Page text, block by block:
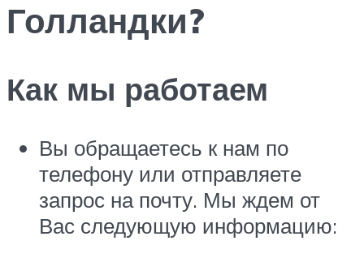
Голландки?
Как мы работаем
Вы обращаетесь к нам по
телефону или отправляете
запрос на почту. Мы ждем от
Вас следующую информацию: